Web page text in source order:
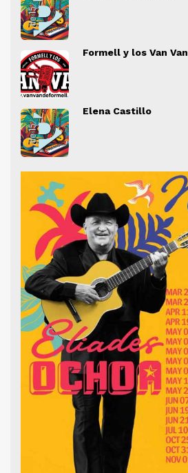
Formell y los Van Van
Elena Castillo